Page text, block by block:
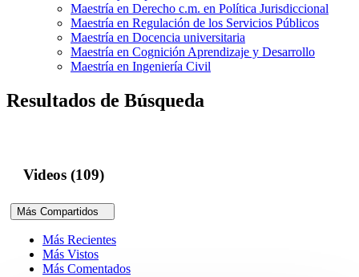
Maestría en Derecho c.m. en Política Jurisdiccional
Maestría en Regulación de los Servicios Públicos
Maestría en Docencia universitaria
Maestría en Cognición Aprendizaje y Desarrollo
Maestría en Ingeniería Civil
Resultados de Búsqueda
Videos (109)
Más Compartidos
Más Recientes
Más Vistos
Más Comentados